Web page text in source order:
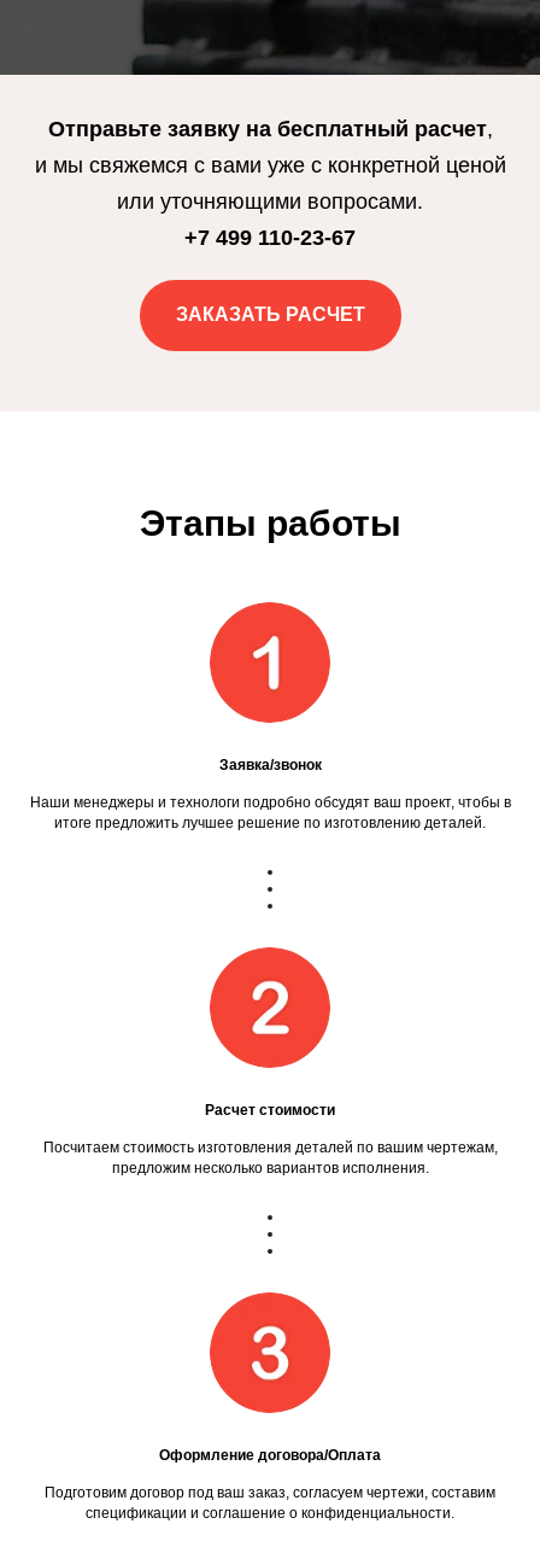
Отправьте заявку на бесплатный расчет,
и мы свяжемся с вами уже с конкретной ценой
или уточняющими вопросами.
+7 499 110-23-67
ЗАКАЗАТЬ РАСЧЕТ
Этапы работы
Заявка/звонок
Наши менеджеры и технологи подробно обсудят ваш проект, чтобы в
итоге предложить лучшее решение по изготовлению деталей.
Расчет стоимости
Посчитаем стоимость изготовления деталей по вашим чертежам,
предложим несколько вариантов исполнения.
Оформление договора/Оплата
Подготовим договор под ваш заказ, согласуем чертежи, составим
спецификации и соглашение о конфиденциальности.